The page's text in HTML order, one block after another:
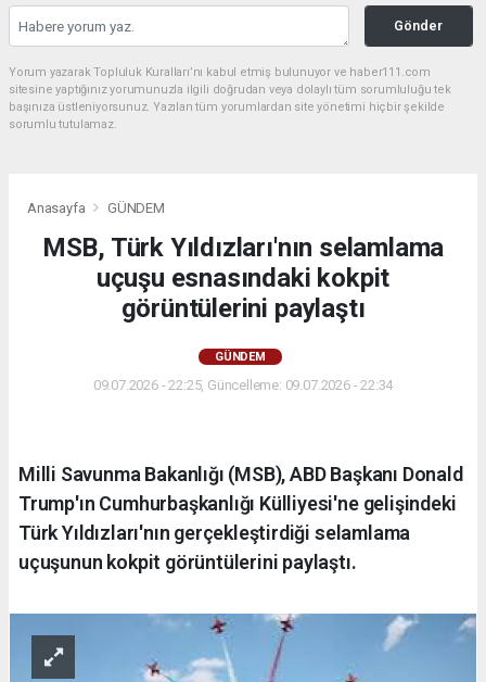
Gönder
Yorum yazarak Topluluk Kuralları’nı kabul etmiş bulunuyor ve haber111.com
sitesine yaptığınız yorumunuzla ilgili doğrudan veya dolaylı tüm sorumluluğu tek
başınıza üstleniyorsunuz. Yazılan tüm yorumlardan site yönetimi hiçbir şekilde
sorumlu tutulamaz.
Anasayfa GÜNDEM
MSB, Türk Yıldızları'nın selamlama
uçuşu esnasındaki kokpit
görüntülerini paylaştı
GÜNDEM
09.07.2026 - 22:25, Güncelleme: 09.07.2026 - 22:34
Milli Savunma Bakanlığı (MSB), ABD Başkanı Donald
Trump'ın Cumhurbaşkanlığı Külliyesi'ne gelişindeki
Türk Yıldızları'nın gerçekleştirdiği selamlama
uçuşunun kokpit görüntülerini paylaştı.